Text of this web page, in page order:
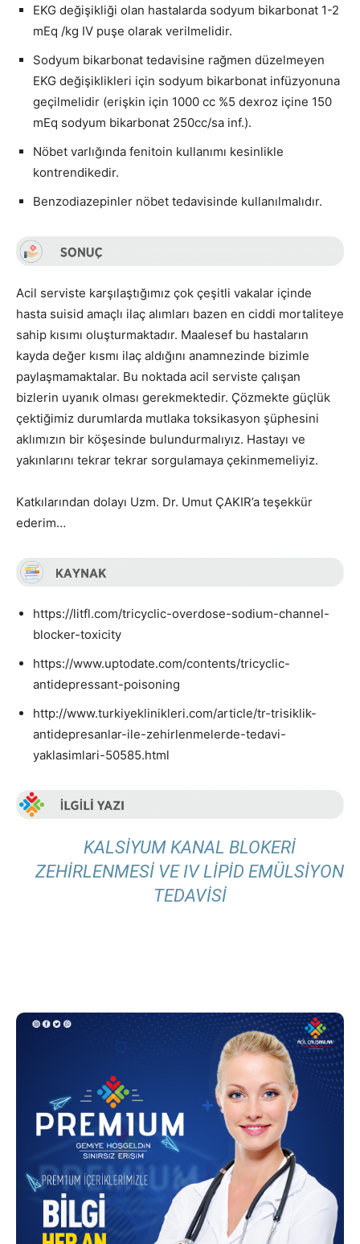
EKG değişikliği olan hastalarda sodyum bikarbonat 1-2
mEq /kg IV puşe olarak verilmelidir.
Sodyum bikarbonat tedavisine rağmen düzelmeyen
EKG değişiklikleri için sodyum bikarbonat infüzyonuna
geçilmelidir (erişkin için 1000 cc %5 dexroz içine 150
mEq sodyum bikarbonat 250cc/sa inf.).
Nöbet varlığında fenitoin kullanımı kesinlikle
kontrendikedir.
Benzodiazepinler nöbet tedavisinde kullanılmalıdır.
Acil serviste karşılaştığımız çok çeşitli vakalar içinde
hasta suisid amaçlı ilaç alımları bazen en ciddi mortaliteye
sahip kısımı oluşturmaktadır. Maalesef bu hastaların
kayda değer kısmı ilaç aldığını anamnezinde bizimle
paylaşmamaktalar. Bu noktada acil serviste çalışan
bizlerin uyanık olması gerekmektedir. Çözmekte güçlük
çektiğimiz durumlarda mutlaka toksikasyon şüphesini
aklımızın bir köşesinde bulundurmalıyız. Hastayı ve
yakınlarını tekrar tekrar sorgulamaya çekinmemeliyiz.
Katkılarından dolayı Uzm. Dr. Umut ÇAKIR’a teşekkür
ederim…
https://litfl.com/tricyclic-overdose-sodium-channel-
blocker-toxicity
https://www.uptodate.com/contents/tricyclic-
antidepressant-poisoning
http://www.turkiyeklinikleri.com/article/tr-trisiklik-
antidepresanlar-ile-zehirlenmelerde-tedavi-
yaklasimlari-50585.html
KALSIYUM KANAL BLOKERI
ZEHIRLENMESI VE IV LIPID EMÜLSIYON
TEDAVISI